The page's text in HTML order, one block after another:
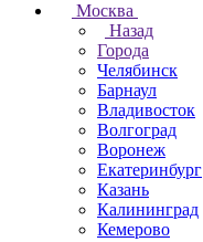
Москва
Назад
Города
Челябинск
Барнаул
Владивосток
Волгоград
Воронеж
Екатеринбург
Казань
Калининград
Кемерово